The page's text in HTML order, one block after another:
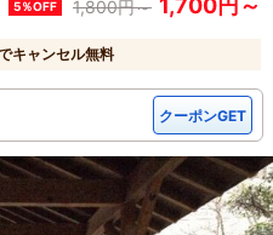
5％OFF 1,800円～ 1,700円～
キャンセル無料
クーポンGET